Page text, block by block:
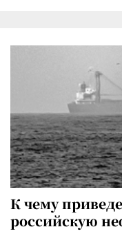
К чему
российскую